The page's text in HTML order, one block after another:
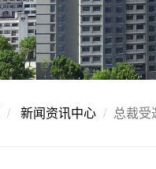
新闻资讯中心 总裁受